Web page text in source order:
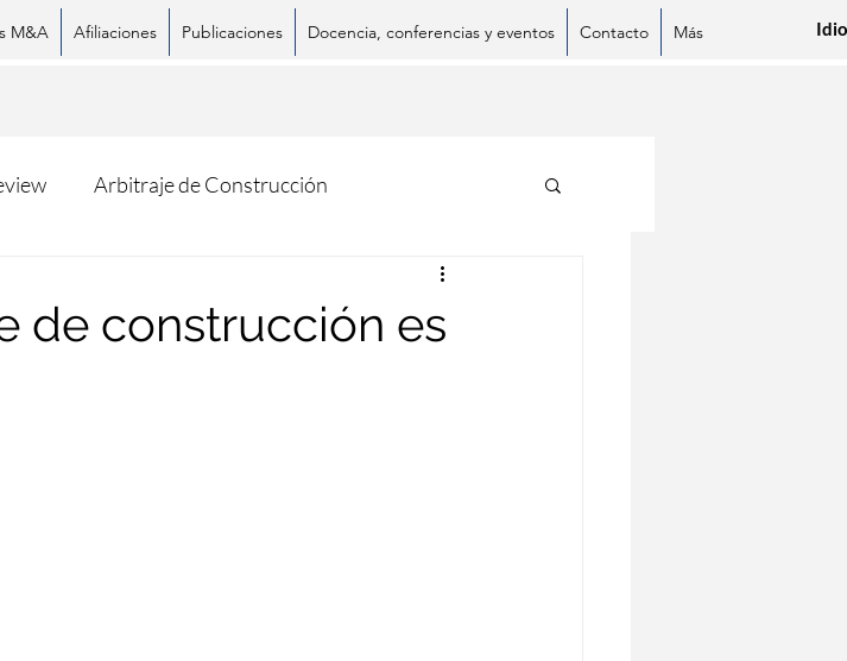
M&A Afiliaciones Publicaciones Docencia, conferencias y eventos Contacto Más
Facebook WhatsApp LinkedIn
Arbitraje de Construcción
de construcción es